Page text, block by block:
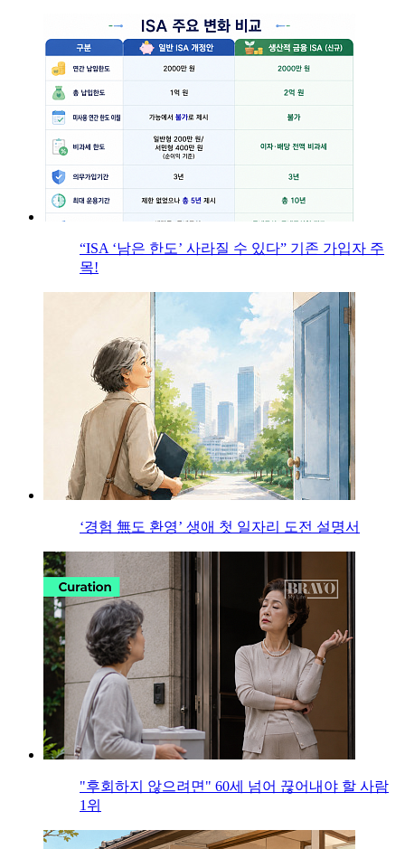
“ISA ‘남은 한도’ 사라질 수 있다” 기존 가입자 주
목!
‘경험 無도 환영’ 생애 첫 일자리 도전 설명서
"후회하지 않으려면" 60세 넘어 끊어내야 할 사람
1위